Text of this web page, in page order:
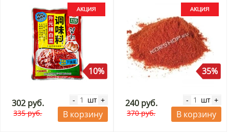
10%
302 руб.
335 руб.
- шт +
В корзину
35%
240 руб.
370 руб.
- шт +
В корзину